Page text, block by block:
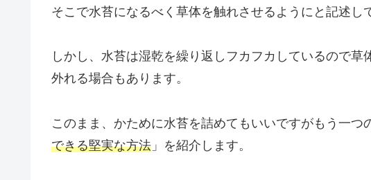
そこで水苔になるべく草体を触れさせるようにと記述し
しかし、水苔は湿乾を繰り返しフカフカしているので
外れる場合もあります。
このまま、かために水苔を詰めてもいいですがもう一つ
できる堅実な方法 」を紹介します。